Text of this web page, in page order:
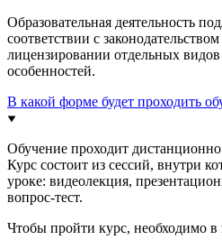
Образовательная деятельность
соответствии с
лицензировании отдельных видов
особенностей.
В какой форме будет проходить
Обучение проходит
Курс состоит из сессий, внутри
уроке: видеолекция,
вопрос-тест.
Чтобы пройти курс, необходимо в